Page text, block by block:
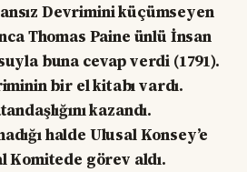
Devrimini küçümseyen
Thomas Paine ünlü İnsan
buna cevap verdi (1791).
bir el kitabı vardı.
kazandı.
halde Ulusal Konsey’e
Komitede görev aldı.